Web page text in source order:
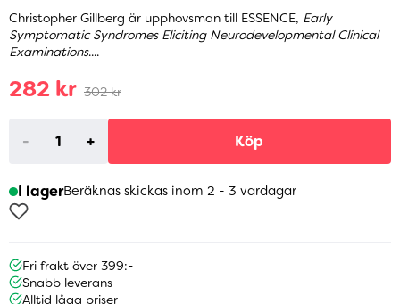
Christopher Gillberg är upphovsman till ESSENCE, Early
Symptomatic Syndromes Eliciting Neurodevelopmental Clinical
Examinations....
282 kr 302 kr
- + Köp
I lagerBeräknas skickas inom 2 - 3 vardagar
Fri frakt över 399:-
Snabb leverans
Alltid låga priser